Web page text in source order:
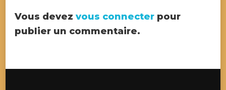
Vous devez vous connecter pour
publier un commentaire.